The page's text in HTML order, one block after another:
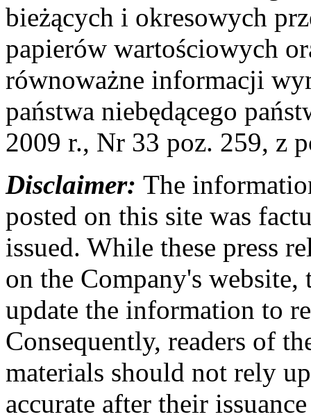
bieżących i okresowych
papierów wartościowych
równoważne informacji
państwa niebędącego
2009 r., Nr 33 poz. 259, z
Disclaimer: The
posted on this site was
issued. While these press
on the Company's website,
update the information to
Consequently, readers of
materials should not rely
accurate after their